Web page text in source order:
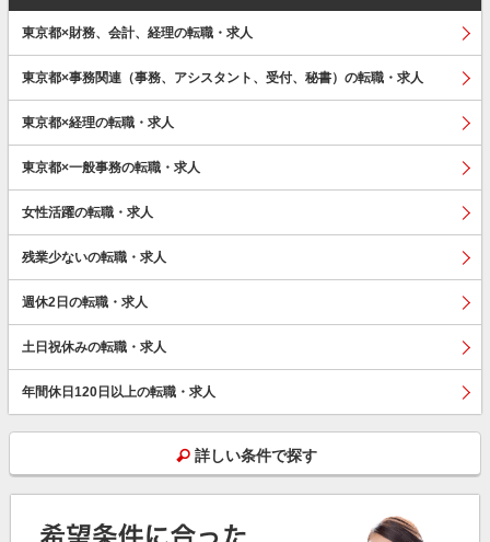
東京都×財務、会計、経理の転職・求人
東京都×事務関連（事務、アシスタント、受付、秘書）の転職・求人
東京都×経理の転職・求人
東京都×一般事務の転職・求人
女性活躍の転職・求人
残業少ないの転職・求人
週休2日の転職・求人
土日祝休みの転職・求人
年間休日120日以上の転職・求人
詳しい条件で探す